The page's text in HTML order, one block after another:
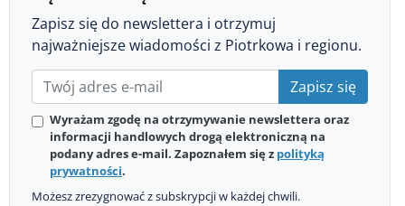
Zapisz się do newslettera i otrzymuj
najważniejsze wiadomości z Piotrkowa i regionu.
Zapisz się
Wyrażam zgodę na otrzymywanie newslettera oraz
informacji handlowych drogą elektroniczną na
podany adres e-mail. Zapoznałem się z polityką
prywatności.
Możesz zrezygnować z subskrypcji w każdej chwili.